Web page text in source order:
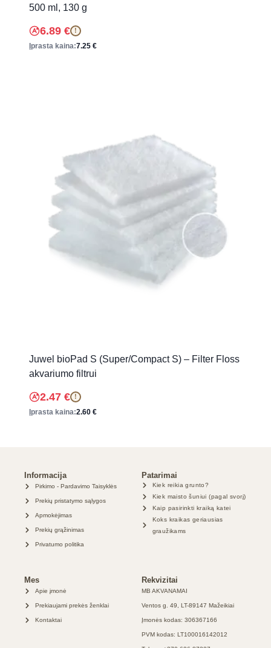
500 ml, 130 g
6.89 € !
Įprasta kaina:7.25 €
Juwel bioPad S (Super/Compact S) – Filter Floss
akvariumo filtrui
2.47 € !
Įprasta kaina:2.60 €
Informacija
Pirkimo - Pardavimo Taisyklės
Prekių pristatymo sąlygos
Apmokėjimas
Prekių grąžinimas
Privatumo politika
Patarimai
Kiek reikia grunto?
Kiek maisto šuniui (pagal svorį)
Kaip pasirinkti kraiką katei
Koks kraikas geriausias
graužikams
Mes
Apie įmonė
Prekiaujami prekės ženklai
Kontaktai
Rekvizitai
MB AKVANAMAI
Ventos g. 49, LT-89147 Mažeikiai
Įmonės kodas: 306367166
PVM kodas: LT100016142012